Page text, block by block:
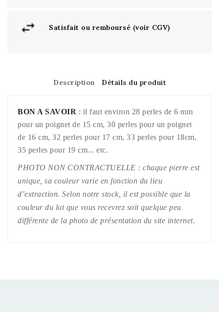
Satisfait ou remboursé (voir CGV)
Description Détails du produit
BON A SAVOIR : il faut environ 28 perles de 6 mm
pour un poignet de 15 cm, 30 perles pour un poignet
de 16 cm, 32 perles pour 17 cm, 33 perles pour 18cm,
35 perles pour 19 cm... etc.
PHOTO NON CONTRACTUELLE : chaque pierre est
unique, sa couleur varie en fonction du lieu
d’extraction. Selon notre stock, il est possible que la
couleur du lot que vous recevrez soit quelque peu
différente de la photo de présentation du site internet.